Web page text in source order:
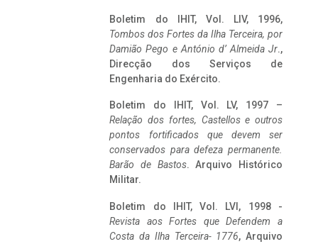
Boletim do IHIT, Vol. LIV, 1996,
Tombos dos Fortes da Ilha Terceira, por
Damião Pego e António d’ Almeida Jr.,
Direcção dos Serviços de
Engenharia do Exército.
Boletim do IHIT, Vol. LV, 1997 –
Relação dos fortes, Castellos e outros
pontos fortificados que devem ser
conservados para defeza permanente.
Barão de Bastos. Arquivo Histórico
Militar.
Boletim do IHIT, Vol. LVI, 1998 -
Revista aos Fortes que Defendem a
Costa da Ilha Terceira- 1776, Arquivo